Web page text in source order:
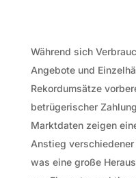
Während sich
Angebote und
Rekordumsätze
betrügerischer
Marktdaten zeigen
Anstieg
was eine große